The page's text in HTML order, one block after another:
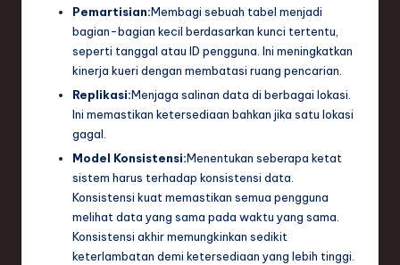
Pemartisian:Membagi sebuah tabel menjadi
bagian-bagian kecil berdasarkan kunci tertentu,
seperti tanggal atau ID pengguna. Ini meningkatkan
kinerja kueri dengan membatasi ruang pencarian.
Replikasi:Menjaga salinan data di berbagai lokasi.
Ini memastikan ketersediaan bahkan jika satu lokasi
gagal.
Model Konsistensi:Menentukan seberapa ketat
sistem harus terhadap konsistensi data.
Konsistensi kuat memastikan semua pengguna
melihat data yang sama pada waktu yang sama.
Konsistensi akhir memungkinkan sedikit
keterlambatan demi ketersediaan yang lebih tinggi.